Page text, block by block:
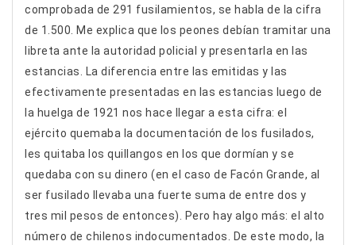
comprobada de 291 fusilamientos, se habla de la cifra
de 1.500. Me explica que los peones debían tramitar una
libreta ante la autoridad policial y presentarla en las
estancias. La diferencia entre las emitidas y las
efectivamente presentadas en las estancias luego de
la huelga de 1921 nos hace llegar a esta cifra: el
ejército quemaba la documentación de los fusilados,
les quitaba los quillangos en los que dormían y se
quedaba con su dinero (en el caso de Facón Grande, al
ser fusilado llevaba una fuerte suma de entre dos y
tres mil pesos de entonces). Pero hay algo más: el alto
número de chilenos indocumentados. De este modo, la